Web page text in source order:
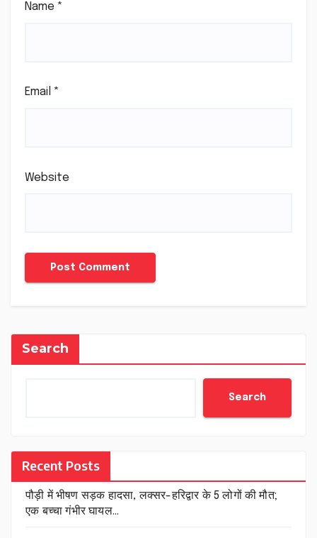
Name *
Email *
Website
Search
Search
Recent Posts
पौड़ी में भीषण सड़क हादसा, लक्सर-हरिद्वार के 5 लोगों की मौत;
एक बच्चा गंभीर घायल…